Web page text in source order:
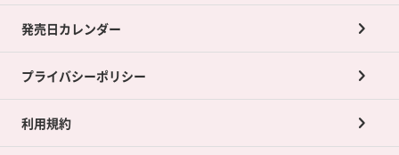
買取承諾書について
ポイント交換景品
発売日カレンダー
プライバシーポリシー
利用規約